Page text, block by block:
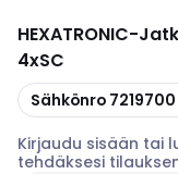
HEXATRONIC-
4xSC
Kopioi
Sähkönro 7219700
Kirjaudu sisään tai
tehdäksesi